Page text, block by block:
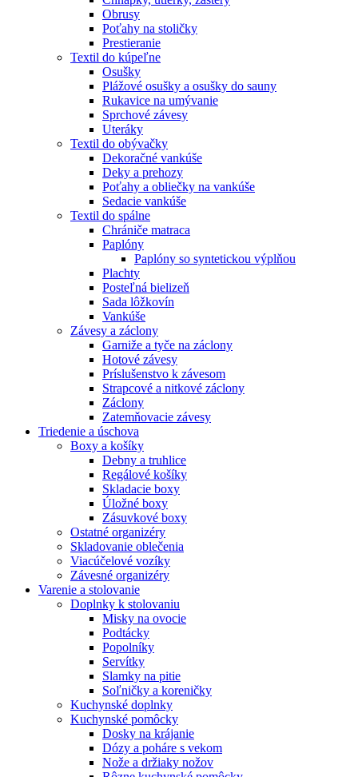
Obrusy
Poťahy na stoličky
Prestieranie
Textil do kúpeľne
Osušky
Plážové osušky a osušky do sauny
Rukavice na umývanie
Sprchové závesy
Uteráky
Textil do obývačky
Dekoračné vankúše
Deky a prehozy
Poťahy a obliečky na vankúše
Sedacie vankúše
Textil do spálne
Chrániče matraca
Paplóny
Paplóny so syntetickou výplňou
Plachty
Posteľná bielizeň
Sada lôžkovín
Vankúše
Závesy a záclony
Garniže a tyče na záclony
Hotové závesy
Príslušenstvo k závesom
Strapcové a nitkové záclony
Záclony
Zatemňovacie závesy
Triedenie a úschova
Boxy a košíky
Debny a truhlice
Regálové košíky
Skladacie boxy
Úložné boxy
Zásuvkové boxy
Ostatné organizéry
Skladovanie oblečenia
Viacúčelové vozíky
Závesné organizéry
Varenie a stolovanie
Doplnky k stolovaniu
Misky na ovocie
Podtácky
Popolníky
Servítky
Slamky na pitie
Soľničky a koreničky
Kuchynské doplnky
Kuchynské pomôcky
Dosky na krájanie
Dózy a poháre s vekom
Nože a držiaky nožov